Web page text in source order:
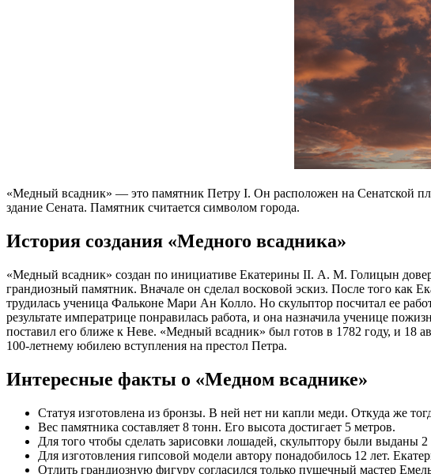
«Медный всадник» — это памятник Петру I. Он расположен на Сенатской
здание Сената. Памятник считается символом города.
История создания «Медного всадника»
«Медный всадник» создан по инициативе Екатерины II. А. М. Голицын
грандиозный памятник. Вначале он сделал восковой эскиз. После того как
трудилась ученица Фальконе Мари Ан Колло. Но скульптор посчитал ее
результате императрице понравилась работа, и она назначила ученице
поставил его ближе к Неве. «Медный всадник» был готов в 1782 году, и 18
100-летнему юбилею вступления на престол Петра.
Интересные факты о «Медном всаднике»
Статуя изготовлена из бронзы. В ней нет ни капли меди. Откуда же
Вес памятника составляет 8 тонн. Его высота достигает 5 метров.
Для того чтобы сделать зарисовки лошадей, скульптору были
Для изготовления гипсовой модели автору понадобилось 12 лет.
Отлить грандиозную фигуру согласился только пушечный мастер